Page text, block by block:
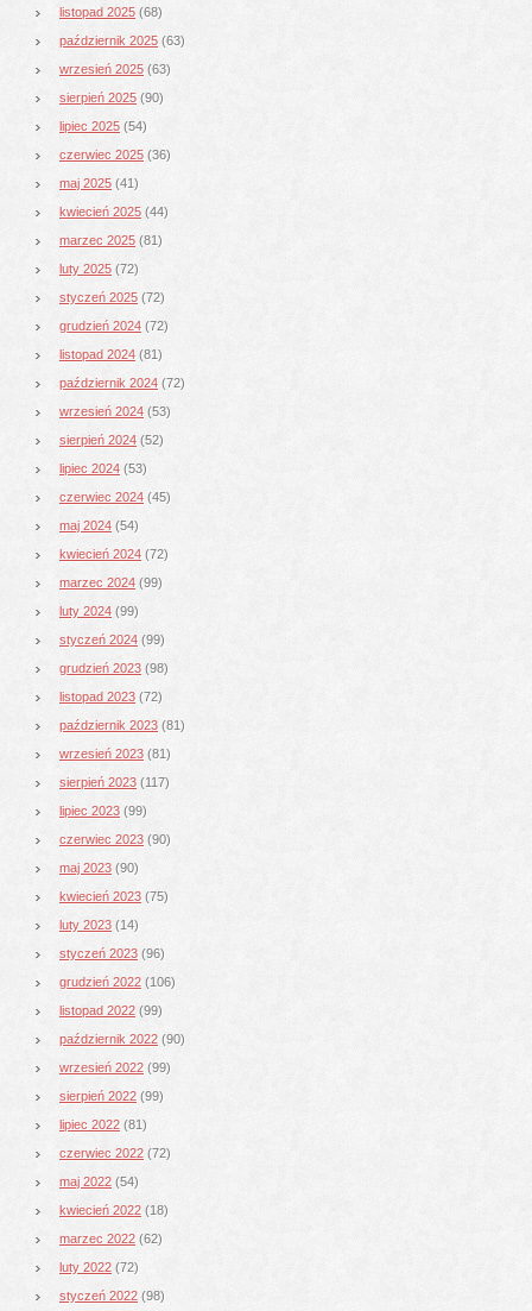
listopad 2025 (68)
październik 2025 (63)
wrzesień 2025 (63)
sierpień 2025 (90)
lipiec 2025 (54)
czerwiec 2025 (36)
maj 2025 (41)
kwiecień 2025 (44)
marzec 2025 (81)
luty 2025 (72)
styczeń 2025 (72)
grudzień 2024 (72)
listopad 2024 (81)
październik 2024 (72)
wrzesień 2024 (53)
sierpień 2024 (52)
lipiec 2024 (53)
czerwiec 2024 (45)
maj 2024 (54)
kwiecień 2024 (72)
marzec 2024 (99)
luty 2024 (99)
styczeń 2024 (99)
grudzień 2023 (98)
listopad 2023 (72)
październik 2023 (81)
wrzesień 2023 (81)
sierpień 2023 (117)
lipiec 2023 (99)
czerwiec 2023 (90)
maj 2023 (90)
kwiecień 2023 (75)
luty 2023 (14)
styczeń 2023 (96)
grudzień 2022 (106)
listopad 2022 (99)
październik 2022 (90)
wrzesień 2022 (99)
sierpień 2022 (99)
lipiec 2022 (81)
czerwiec 2022 (72)
maj 2022 (54)
kwiecień 2022 (18)
marzec 2022 (62)
luty 2022 (72)
styczeń 2022 (98)